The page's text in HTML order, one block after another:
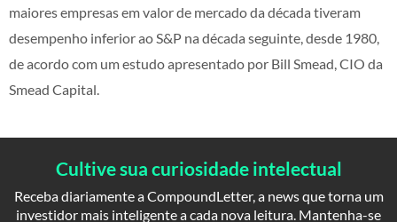
maiores empresas em valor de mercado da década tiveram
desempenho inferior ao S&P na década seguinte, desde 1980,
de acordo com um estudo apresentado por Bill Smead, CIO da
Smead Capital.
Cultive sua curiosidade intelectual
Receba diariamente a CompoundLetter, a news que torna um
investidor mais inteligente a cada nova leitura. Mantenha-se